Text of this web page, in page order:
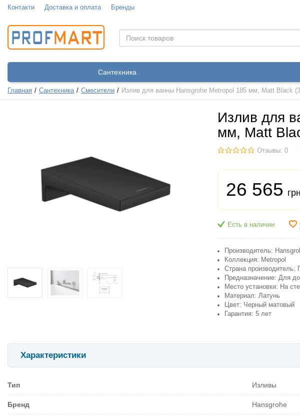
Контакти Доставка и оплата Бренды
Сантехника
Главная Сантехника Смесители Излив для ванны Hansgrohe Metropol 185 мм, Matt Black
Излив для
мм, Matt
Отзывы: 0
26 565 грн
Есть в наличии
Производитель:
Коллекция: Metropol
Страна производитель:
Предназначение: Для
Место установки: На
Материал: Латунь
Цвет: Черный матовый
Гарантия: 5 лет
Характеристики
Тип Изливы
Бренд Hansgrohe